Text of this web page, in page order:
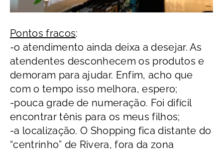
Pontos fracos:
-o atendimento ainda deixa a desejar. As
atendentes desconhecem os produtos e
demoram para ajudar. Enfim, acho que
com o tempo isso melhora, espero;
-pouca grade de numeração. Foi difícil
encontrar tênis para os meus filhos;
-a localização. O Shopping fica distante do
“centrinho” de Rivera, fora da zona